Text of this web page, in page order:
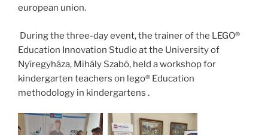
european union.
During the three-day event, the trainer of the LEGO®
Education Innovation Studio at the University of
Nyíregyháza, Mihály Szabó, held a workshop for
kindergarten teachers on lego® Education
methodology in kindergartens .